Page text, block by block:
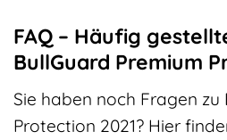
FAQ – Häufig
BullGuard Premium
Sie haben noch Fragen zu
Protection 2021? Hier